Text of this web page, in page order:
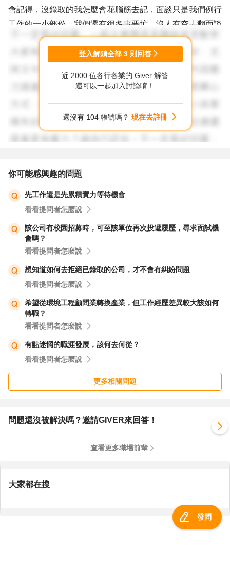
會記得，沒錄取的我怎麼會花腦筋去記，面談只是我們例行
工作的一小部份，我們還有很多事要忙，沒人有空去翻面談
表上的紀錄。都不率取了，很多主管也不會太認真寫原因。
看你面談這家公司的規模大小，若是小公司沒幾個人來談也
許還可能HR記得，
翻面談表告訴你面談主管填寫的原因，人家實在是太忙了，
就算知道也可能不想得罪人說實話。
式，大機率是制式的回覆。基本不可能接到比較花時間有印
況面談主管不會給尚未錄取者聯絡方式以免工作受干擾。我
以前在公司最忙的時候每天有一兩百封郵件，大部份和自己
無直接有關，都要等假日值班時有時間慢慢砍郵件，不然信
箱會爆掉。真有可能郵件被淹沒在裡面。
HR的工作是趕快幫用人單位找到適合的人，每天備用然單
位追著問人甚麼時候來? 忙都忙不完，錄取者簽核完要發
offer，確認報到時間，確認有來報到，確認試用期滿，結
案。實在沒有時間去關心處理沒錄取的人，也不是所有公司
會給未錄取者感謝信。有些大公司有很多廠區，A廠沒錄取
有可能被B廠找去談。
麼，你不會知道的原因。
萍水相逢，忠言逆耳，沒必要得罪人。有緣再相見，無緣就
祝 早日找到理想工作!
登入解鎖全部 3 則回答
近 2000 位各行各業的 Giver 解答
還可以一起加入討論唷！
還沒有 104 帳號嗎？ 現在去註冊
你可能感興趣的問題
先工作還是先累積實力等待機會
看看提問者怎麼說
該公司有校園招募時，可至該單位再次投遞履歷，尋求面試機
會嗎？
看看提問者怎麼說
想知道如何去拒絕已錄取的公司，才不會有糾紛問題
看看提問者怎麼說
希望從環境工程顧問業轉換產業，但工作經歷差異較大該如何
轉職？
看看提問者怎麼說
有點迷惘的職涯發展，該何去何從？
看看提問者怎麼說
更多相關問題
問題還沒被解決嗎？邀請GIVER來回答！
查看更多職場前輩
大家都在搜
發問